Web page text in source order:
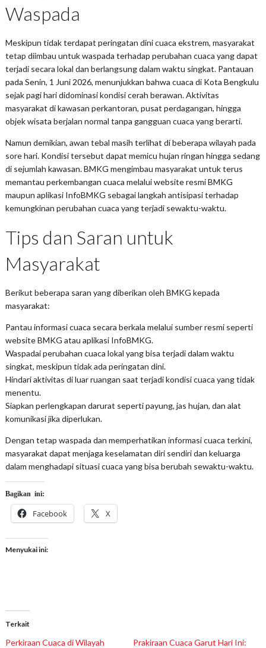
Waspada
Meskipun tidak terdapat peringatan dini cuaca ekstrem, masyarakat
tetap diimbau untuk waspada terhadap perubahan cuaca yang dapat
terjadi secara lokal dan berlangsung dalam waktu singkat. Pantauan
pada Senin, 1 Juni 2026, menunjukkan bahwa cuaca di Kota Bengkulu
sejak pagi hari didominasi kondisi cerah berawan. Aktivitas
masyarakat di kawasan perkantoran, pusat perdagangan, hingga
objek wisata berjalan normal tanpa gangguan cuaca yang berarti.
Namun demikian, awan tebal masih terlihat di beberapa wilayah pada
sore hari. Kondisi tersebut dapat memicu hujan ringan hingga sedang
di sejumlah kawasan. BMKG mengimbau masyarakat untuk terus
memantau perkembangan cuaca melalui website resmi BMKG
maupun aplikasi InfoBMKG sebagai langkah antisipasi terhadap
kemungkinan perubahan cuaca yang terjadi sewaktu-waktu.
Tips dan Saran untuk
Masyarakat
Berikut beberapa saran yang diberikan oleh BMKG kepada
masyarakat:
Pantau informasi cuaca secara berkala melalui sumber resmi seperti
website BMKG atau aplikasi InfoBMKG.
Waspadai perubahan cuaca lokal yang bisa terjadi dalam waktu
singkat, meskipun tidak ada peringatan dini.
Hindari aktivitas di luar ruangan saat terjadi kondisi cuaca yang tidak
menentu.
Siapkan perlengkapan darurat seperti payung, jas hujan, dan alat
komunikasi jika diperlukan.
Dengan tetap waspada dan memperhatikan informasi cuaca terkini,
masyarakat dapat menjaga keselamatan diri sendiri dan keluarga
dalam menghadapi situasi cuaca yang bisa berubah sewaktu-waktu.
Bagikan ini:
Facebook X
Menyukai ini:
Terkait
Perkiraan Cuaca di Wilayah
Prakiraan Cuaca Garut Hari Ini: